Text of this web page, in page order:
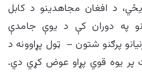
د افغان مجاهدینو د کابل
په دوران کې د یوې جامدې
پرګنو شتون – ټول پړاوونه د
پر یوه قوي پړاو عوض کړي دي.